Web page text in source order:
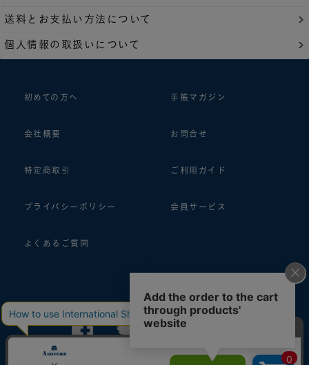
送料とお支払い方法について
個人情報の取扱いについて
初めての方へ 手帳マガジン
会社概要 お問合せ
特定商取引 ご利用ガイド
プライバシーポリシー 会員サービス
よくあるご質問
follow us!